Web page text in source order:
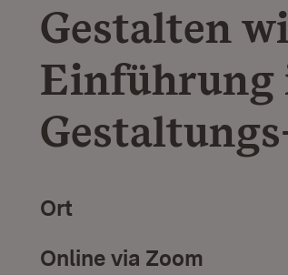
Gestalten
Einführung
Ort
Online via Zoom